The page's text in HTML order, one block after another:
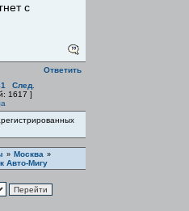
с
Ответить
След.
1617 ]
» Москва »
Авто-Мигу